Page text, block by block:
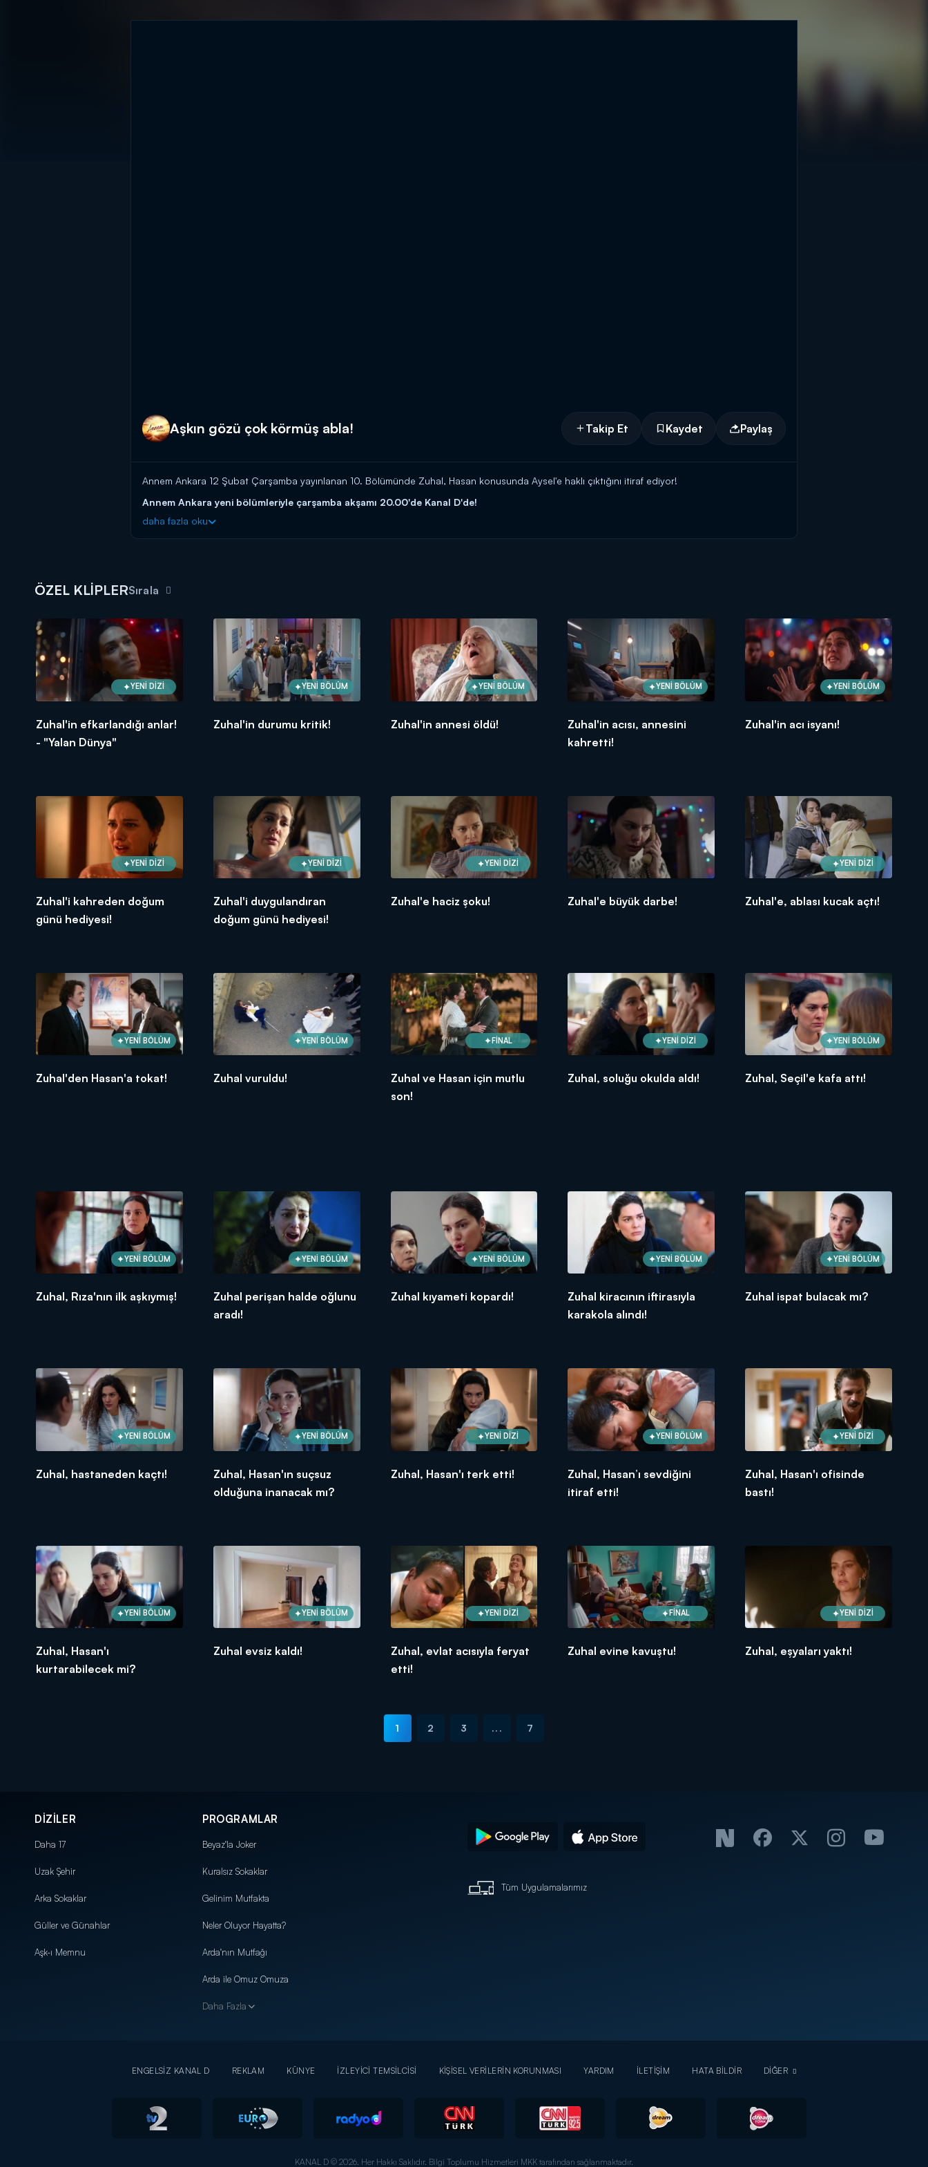
Aşkın gözü çok körmüş abla! Takip Et Kaydet Paylaş
Annem Ankara 12 Şubat Çarşamba yayınlanan 10. Bölümünde Zuhal, Hasan konusunda Aysel'e haklı çıktığını itiraf ediyor!
Annem Ankara yeni bölümleriyle çarşamba akşamı 20.00'de Kanal D'de!
daha fazla oku
ÖZEL KLİPLERSırala
YENİ DİZİ
Zuhal'in efkarlandığı anlar!
- "Yalan Dünya"
YENİ BÖLÜM
Zuhal'in durumu kritik!
YENİ BÖLÜM
Zuhal'in annesi öldü!
YENİ BÖLÜM
Zuhal'in acısı, annesini
kahretti!
YENİ BÖLÜM
Zuhal'in acı isyanı!
YENİ DİZİ
Zuhal'i kahreden doğum
günü hediyesi!
YENİ DİZİ
Zuhal'i duygulandıran
doğum günü hediyesi!
YENİ DİZİ
Zuhal'e haciz şoku! Zuhal'e büyük darbe!
YENİ DİZİ
Zuhal'e, ablası kucak açtı!
YENİ BÖLÜM
Zuhal'den Hasan'a tokat!
YENİ BÖLÜM
Zuhal vuruldu!
FİNAL
Zuhal ve Hasan için mutlu
son!
YENİ DİZİ
Zuhal, soluğu okulda aldı!
YENİ BÖLÜM
Zuhal, Seçil'e kafa attı!
YENİ BÖLÜM
Zuhal, Rıza'nın ilk aşkıymış!
YENİ BÖLÜM
Zuhal perişan halde oğlunu
aradı!
YENİ BÖLÜM
Zuhal kıyameti kopardı!
YENİ BÖLÜM
Zuhal kiracının iftirasıyla
karakola alındı!
YENİ BÖLÜM
Zuhal ispat bulacak mı?
YENİ BÖLÜM
Zuhal, hastaneden kaçtı!
YENİ BÖLÜM
Zuhal, Hasan'ın suçsuz
olduğuna inanacak mı?
YENİ DİZİ
Zuhal, Hasan'ı terk etti!
YENİ BÖLÜM
Zuhal, Hasan’ı sevdiğini
itiraf etti!
YENİ DİZİ
Zuhal, Hasan'ı ofisinde
bastı!
YENİ BÖLÜM
Zuhal, Hasan'ı
kurtarabilecek mi?
YENİ BÖLÜM
Zuhal evsiz kaldı!
YENİ DİZİ
Zuhal, evlat acısıyla feryat
etti!
FİNAL
Zuhal evine kavuştu!
YENİ DİZİ
Zuhal, eşyaları yaktı!
1 2 3 ... 7
DİZİLER
Daha 17
Uzak Şehir
Arka Sokaklar
Güller ve Günahlar
Aşk-ı Memnu
PROGRAMLAR
Beyaz'la Joker
Kuralsız Sokaklar
Gelinim Mutfakta
Neler Oluyor Hayatta?
Arda'nın Mutfağı
Arda ile Omuz Omuza
Daha Fazla
Tüm Uygulamalarımız
ENGELSİZ KANAL D REKLAM KÜNYE İZLEYİCİ TEMSİLCİSİ KİŞİSEL VERİLERİN KORUNMASI YARDIM İLETİŞİM HATA BİLDİR DİĞER
KANAL D © 2026. Her Hakkı Saklıdır. Bilgi Toplumu Hizmetleri MKK tarafından sağlanmaktadır.